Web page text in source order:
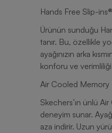
Hands Free Slip-
Ürünün sunduğu
tanır. Bu, özellikle
ayağınızın arka
konforu ve verimliliği
Air Cooled Memory
Skechers’ın ünlü
deneyim sunar.
aza indirir. Uzun